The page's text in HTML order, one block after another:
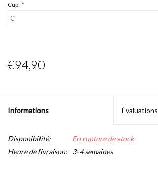
Cup: *
€94,90
Informations Évaluations
Disponibilité:
En rupture de stock
Heure de livraison:
3-4 semaines